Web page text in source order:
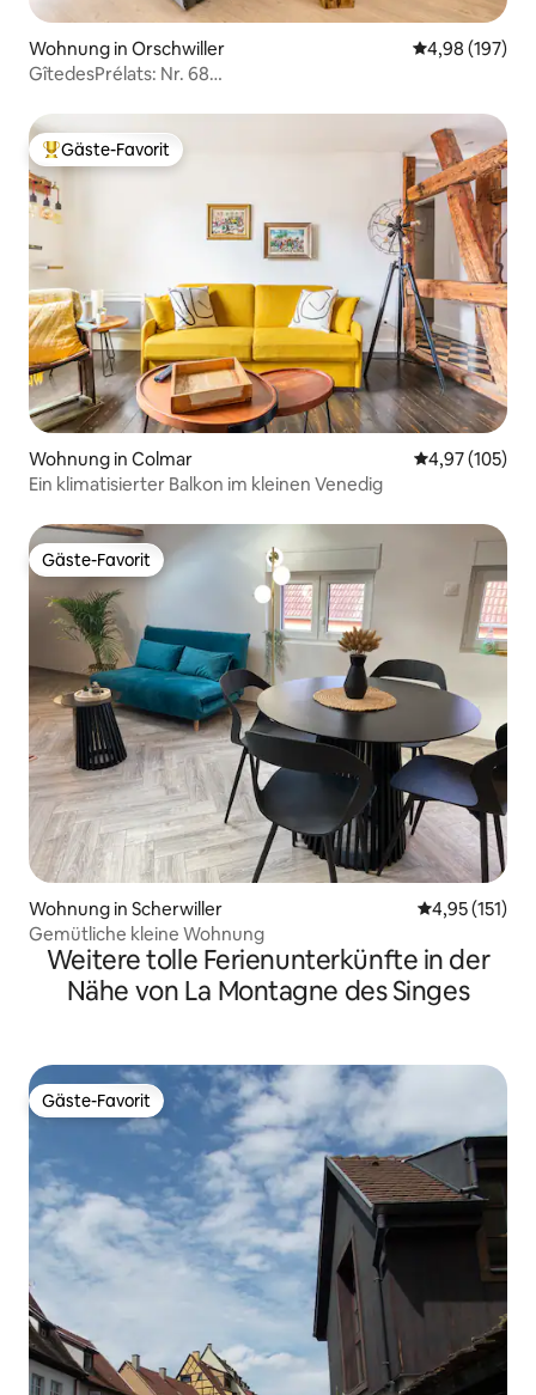
Wohnung in Orschwiller
4,98 (197)
GîtedesPrélats: Nr. 68
Beliebter Gäste-Favorit.
Gäste-Favorit
Wohnung in Colmar
4,97 (105)
Ein klimatisierter Balkon im kleinen Venedig
Gäste-Favorit
Gäste-Favorit
Wohnung in Scherwiller
4,95 (151)
Gemütliche kleine Wohnung
Weitere tolle Ferienunterkünfte in der
Nähe von La Montagne des Singes
Gäste-Favorit
Gäste-Favorit